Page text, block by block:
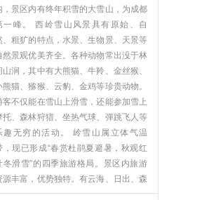
，景区内有终年积雪的大雪山，为成都
一峰。 西岭雪山风景具有原始、自
、粗犷的特点，水景、生物景、天景等
然景观优美齐全。各种动物常出没于林
山涧，其中有大熊猫、牛羚、金丝猴、
熊猫、猕猴、云豹、金鸡等珍贵动物。
客不仅能在雪山上滑雪，还能参加雪上
托、森林狩猎、坐热气球、弹跳飞人等
趣无穷的活动。 岭雪山属立体气温
，现已形成“春赏杜鹃夏避暑，秋观红
冬滑雪”的四季旅游格局。景区内旅游
源丰富，优势独特。有云海、日出、森
佛光、日照金山、阴阳界等变幻莫测的